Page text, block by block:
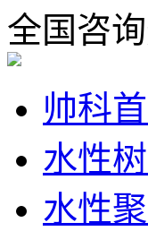
全国咨
帅科
水性
水性